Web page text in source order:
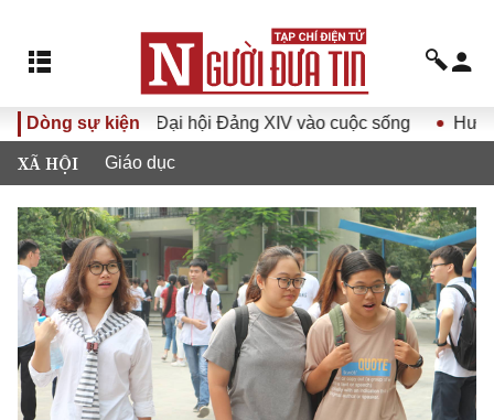
Dòng sự kiện
quyết Đại hội Đảng XIV vào cuộc sống Hướng tới Đại
XÃ HỘI Giáo dục